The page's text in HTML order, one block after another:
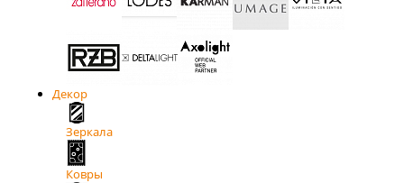
Декор
Зеркала
Ковры